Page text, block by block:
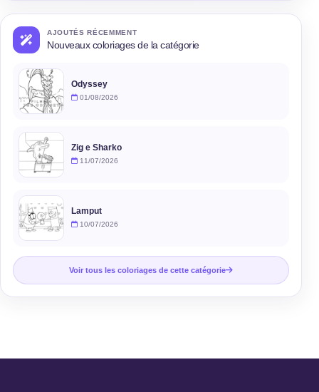
AJOUTÉS RÉCEMMENT
Nouveaux coloriages de la catégorie
Odyssey
01/08/2026
Zig e Sharko
11/07/2026
Lamput
10/07/2026
Voir tous les coloriages de cette catégorie